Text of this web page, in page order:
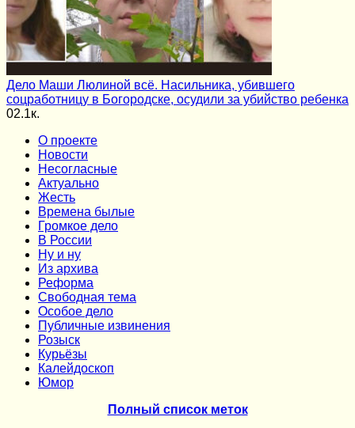
Дело Маши Люлиной всё. Насильника, убившего
соцработницу в Богородске, осудили за убийство ребенка
02.1к.
О проекте
Новости
Несогласные
Актуально
Жесть
Времена былые
Громкое дело
В России
Ну и ну
Из архива
Реформа
Cвободная тема
Особое дело
Публичные извинения
Розыск
Курьёзы
Калейдоскоп
Юмор
Полный список меток